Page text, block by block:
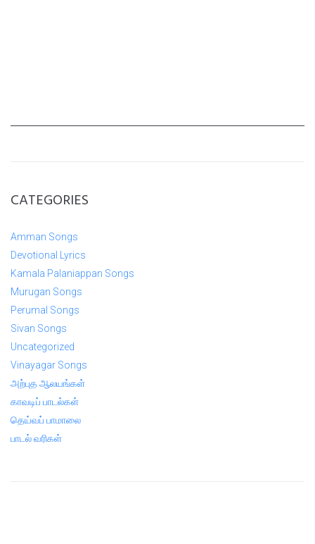
CATEGORIES
Amman Songs
Devotional Lyrics
Kamala Palaniappan Songs
Murugan Songs
Perumal Songs
Sivan Songs
Uncategorized
Vinayagar Songs
அற்புத ஆலயங்கள்
காவடிப் பாடல்கள்
தெய்வப் பாமாலை
பாடல் வரிகள்